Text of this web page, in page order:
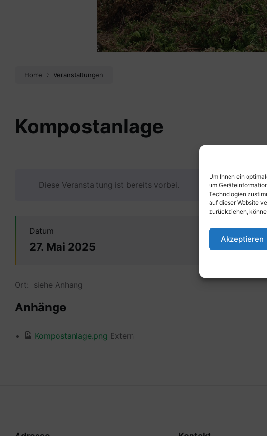
Um Ihnen ein
um
Technologien
auf dieser Website
zurückziehen,
Akzeptieren
Home Veranstaltungen
Kompostanlage
Diese Veranstaltung ist bereits vorbei.
Datum
27. Mai 2025
Ort: siehe Anhang
Anhänge
Kompostanlage.png Extern